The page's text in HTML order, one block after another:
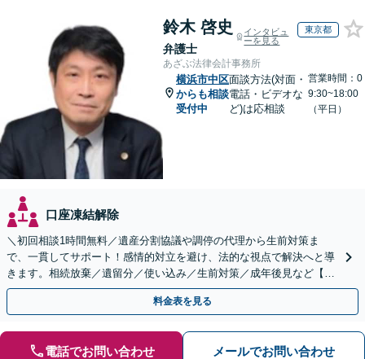
鈴木 啓史
弁護士
インタビュ
ーを見る
東京都
あざぶ法律会計事務所
横浜市中区
からも相談
受付中
面談方法(対面・
電話・ビデオな
ど)は応相談
営業時間：0
9:30~18:00
（平日）
口座凍結解除
＼初回相談1時間無料／遺産分割協議や調停の代理から生前対策ま
で、一貫してサポート！感情的対立を避け、法的な視点で解決へと導
きます。相続放棄／遺留分／使い込み／生前対策／成年後見など【W
EB面談対応】
料金表を見る
電話でお問い合わせ メールでお問い合わせ